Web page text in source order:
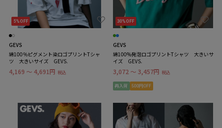
5%OFF
GEVS
綿100％ピグメント染ロゴプリントTシャ
ツ 大きいサイズ GEVS.
4,169 ～ 4,691円 税込
30%OFF
GEVS
綿100%発泡ロゴプリントTシャツ 大きいサ
イズ GEVS.
3,072 ～ 3,457円 税込
再入荷 500円OFF